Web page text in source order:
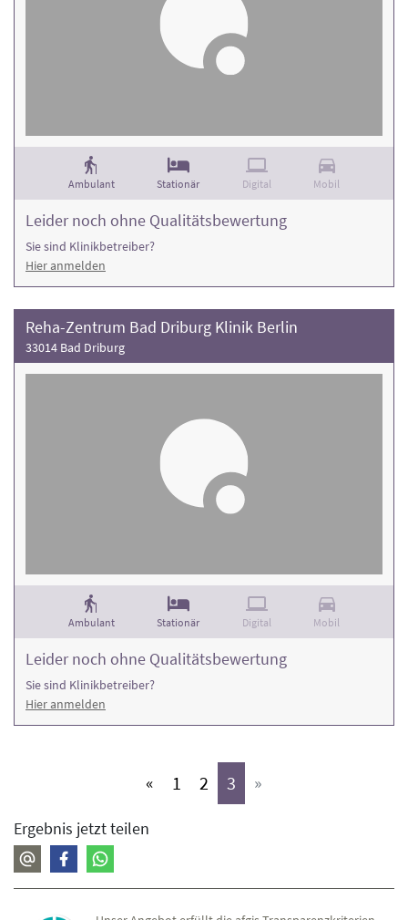
Ambulant Stationär Digital Mobil
Leider noch ohne Qualitätsbewertung
Sie sind Klinikbetreiber?
Hier anmelden
Reha-Zentrum Bad Driburg Klinik Berlin
33014 Bad Driburg
Ambulant Stationär Digital Mobil
Leider noch ohne Qualitätsbewertung
Sie sind Klinikbetreiber?
Hier anmelden
« 1 (aktiv)
2 (aktiv)
3 (aktiv)
»
Ergebnis jetzt teilen